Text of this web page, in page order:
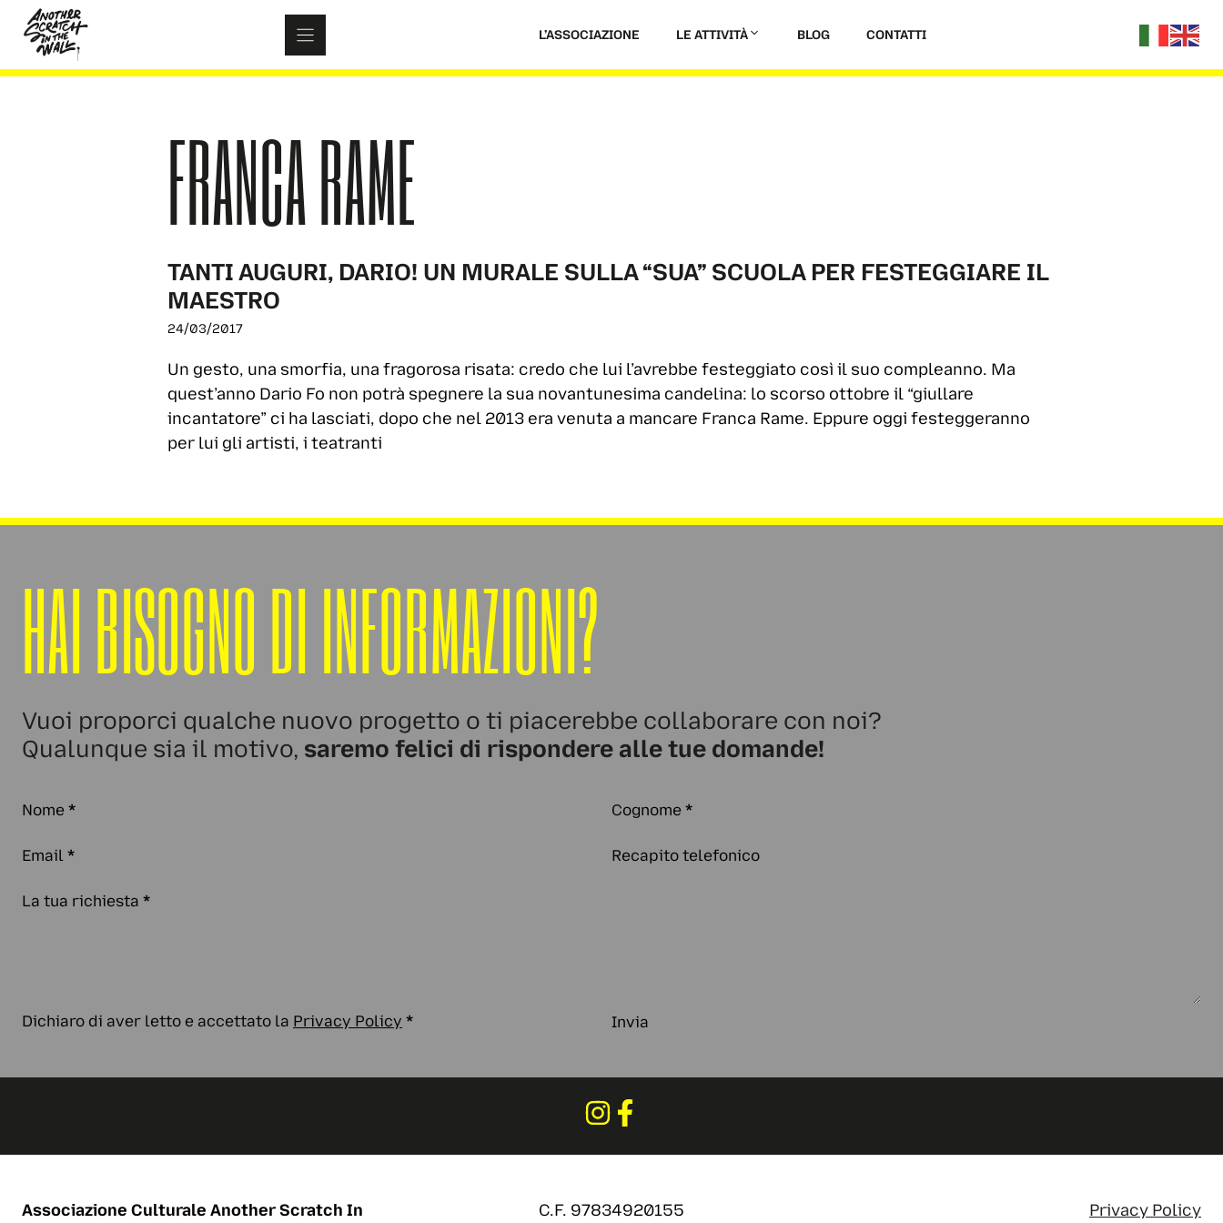
content
L’ASSOCIAZIONE LE ATTIVITÀ BLOG CONTATTI
FRANCA RAME
TANTI AUGURI, DARIO! UN MURALE SULLA “SUA” SCUOLA PER FESTEGGIARE IL
MAESTRO
24/03/2017
Un gesto, una smorfia, una fragorosa risata: credo che lui l’avrebbe festeggiato così il suo compleanno. Ma
quest’anno Dario Fo non potrà spegnere la sua novantunesima candelina: lo scorso ottobre il “giullare
incantatore” ci ha lasciati, dopo che nel 2013 era venuta a mancare Franca Rame. Eppure oggi festeggeranno
per lui gli artisti, i teatranti
HAI BISOGNO DI INFORMAZIONI?
Vuoi proporci qualche nuovo progetto o ti piacerebbe collaborare con noi?
Qualunque sia il motivo, saremo felici di rispondere alle tue domande!
Nome * Cognome *
Email * Recapito telefonico
La tua richiesta *
Dichiaro di aver letto e accettato la Privacy Policy * Invia
Associazione Culturale Another Scratch In C.F. 97834920155 Privacy Policy